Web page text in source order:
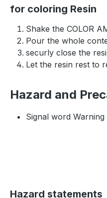
for coloring Resin
Shake the COLOR
Pour the whole
securly close the
Let the resin rest to
Hazard and
Signal word Warning
Hazard statements